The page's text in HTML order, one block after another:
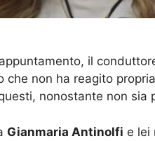
il
che non ha reagito
nonostante non sia
Gianmaria Antinolfi e lei